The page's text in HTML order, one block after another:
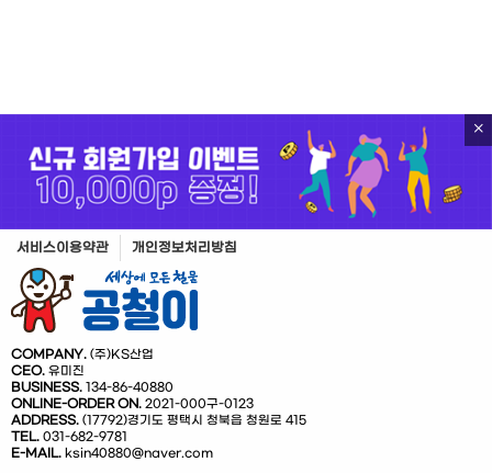
서비스이용약관 개인정보처리방침
COMPANY. (주)KS산업
CEO. 유미진
BUSINESS. 134-86-40880
ONLINE-ORDER ON. 2021-000구-0123
ADDRESS. (17792)경기도 평택시 청북읍 청원로 415
TEL. 031-682-9781
E-MAIL. ksin40880@naver.com